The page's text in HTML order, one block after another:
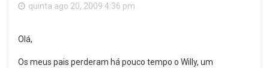
quinta ago 20, 2009 4:36 pm
Olá,
Os meus pais perderam há pouco tempo o Willy, um